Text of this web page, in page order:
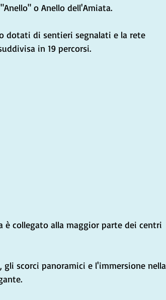
o Anello dell'Amiata.
dotati di sentieri segnalati e la rete
in 19 percorsi.
collegato alla maggior parte dei centri
gli scorci panoramici e l'immersione nella